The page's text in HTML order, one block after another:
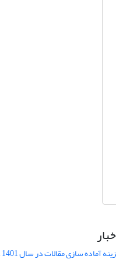
آماده سازی مقالات در سال 1401